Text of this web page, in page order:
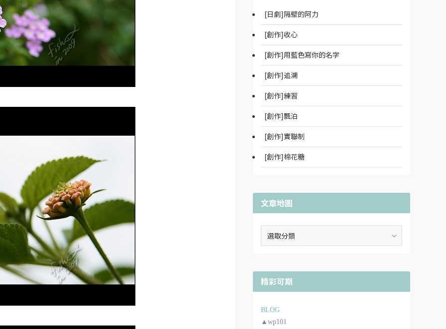
[日劇]隔壁的阿力
[創作]收心
[創作]用藍色寫你的名字
[創作]追溯
[創作]練習
[創作]飄泊
[創作]實聯制
[創作]棉花糖
文章地圖
精彩可期
BLOG
▲wp101